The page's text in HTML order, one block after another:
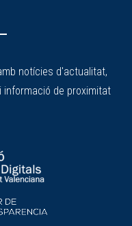
notícies d'actualitat,
de proximitat